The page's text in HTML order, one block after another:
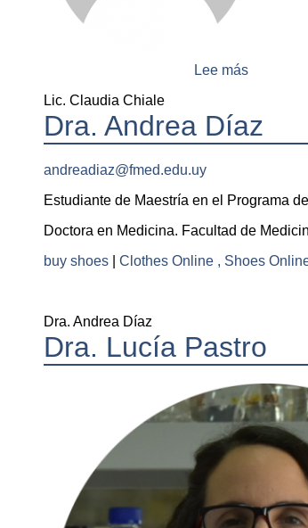
Lee mássobre
Chiale
Lic. Claudia Chiale
Dra. Andrea Díaz
andreadiaz@fmed.edu.uy
Estudiante de Maestría en el Programa
Doctora en Medicina. Facultad de
buy shoes| Clothes Online , Shoes
Dra. Andrea Díaz
Dra. Lucía Pastro